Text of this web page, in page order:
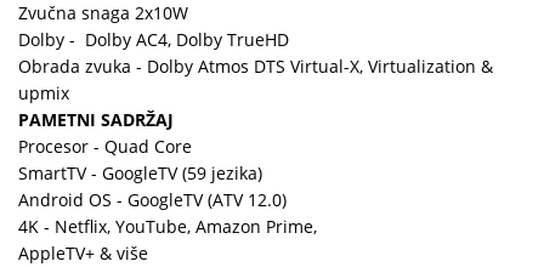
Zvučna snaga 2x10W
Dolby - Dolby AC4, Dolby TrueHD
Obrada zvuka - Dolby Atmos DTS Virtual-X, Virtualization &
upmix
PAMETNI SADRŽAJ
Procesor - Quad Core
SmartTV - GoogleTV (59 jezika)
Android OS - GoogleTV (ATV 12.0)
4K - Netflix, YouTube, Amazon Prime,
AppleTV+ & više